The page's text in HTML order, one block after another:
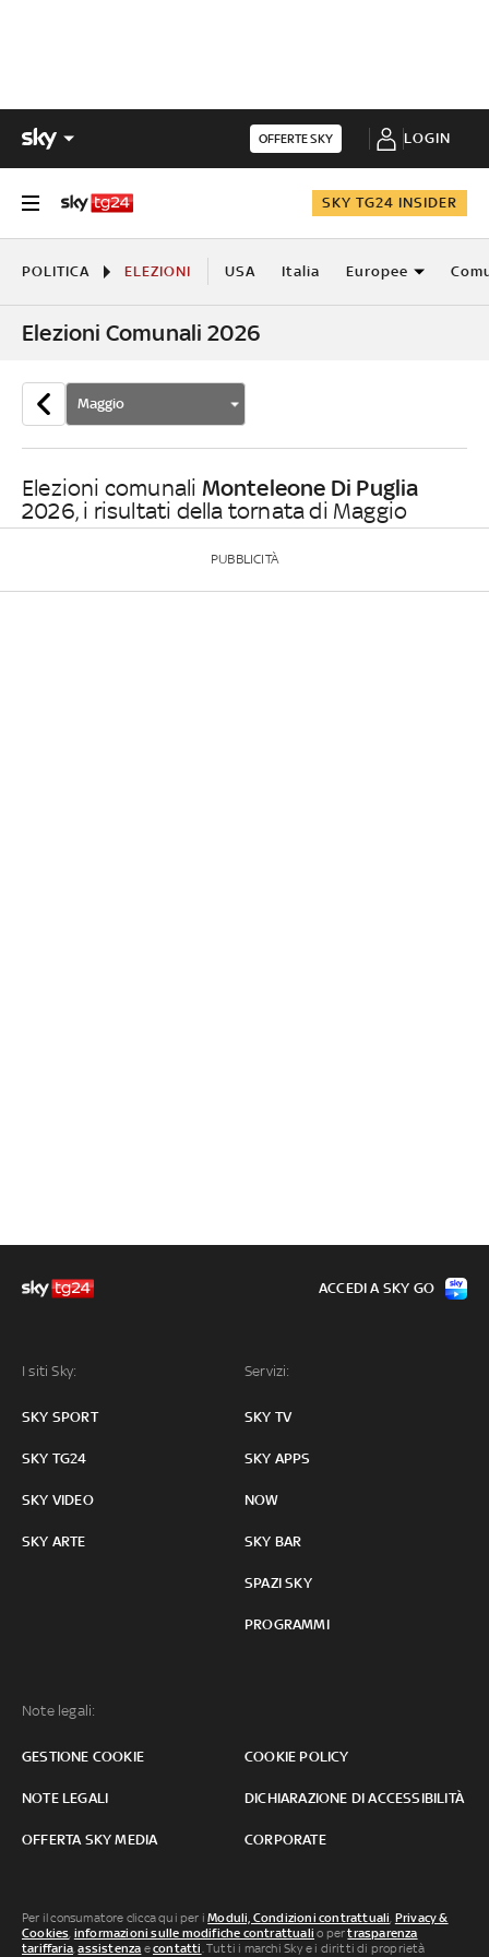
OFFERTE SKY LOGIN
SKY TG24 INSIDER
POLITICA ELEZIONI USA Italia Europee
Elezioni Comunali 2026
Maggio
Elezioni comunali Monteleone Di Puglia
2026, i risultati della tornata di Maggio
PUBBLICITÀ
I siti Sky:
SKY SPORT
SKY TG24
SKY VIDEO
SKY ARTE
Servizi:
SKY TV
SKY APPS
NOW
SKY BAR
SPAZI SKY
PROGRAMMI
Note legali:
GESTIONE COOKIE COOKIE POLICY
NOTE LEGALI DICHIARAZIONE DI ACCESSIBILITÀ
OFFERTA SKY MEDIA CORPORATE
ACCEDI A SKY GO
Per il consumatore clicca qui per iModuli, Condizioni contrattuali, Privacy &
Cookies, informazioni sulle modifiche contrattuali o pertrasparenza
tariffaria,assistenza econtatti. Tutti i marchi Sky e i diritti di proprietà